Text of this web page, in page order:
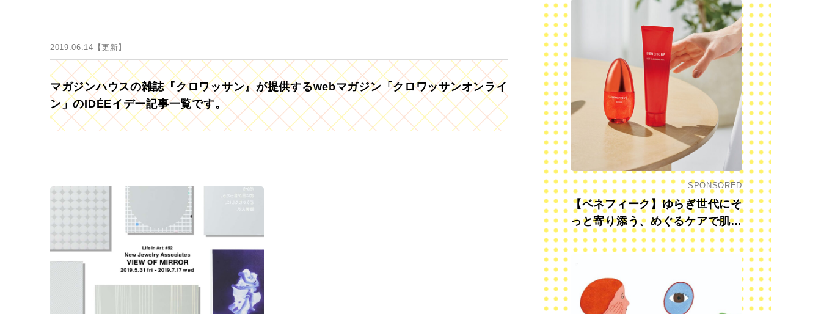
2019.06.14【更新】
マガジンハウスの雑誌『クロワッサン』が提供するwebマガジン「クロワッサンオンライ
ン」のIDÉEイデー記事一覧です。
SPONSORED
【ベネフィーク】ゆらぎ世代にそ
っと寄り添う、めぐるケアで肌も
心も前向きに